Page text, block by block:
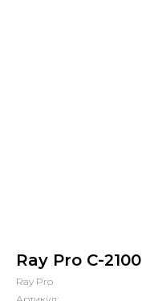
Ray Pro C-2100
Ray Pro